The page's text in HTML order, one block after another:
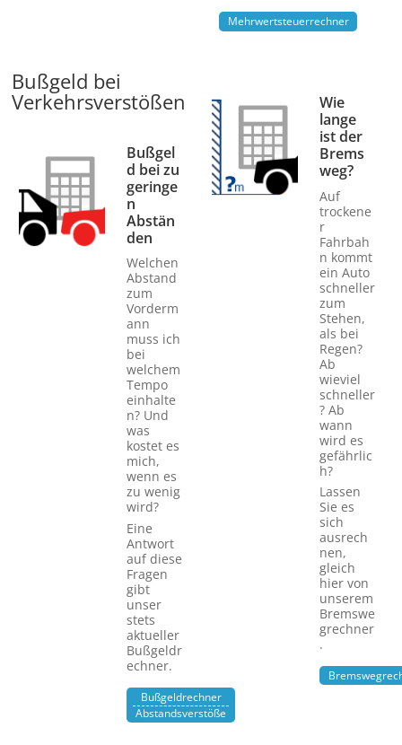
Mehrwertsteuerrechner
Bußgeld bei
Verkehrsverstößen
Bußgel
d bei zu
geringe
n
Abstän
den
Welchen
Abstand
zum
Vorderm
ann
muss ich
bei
welchem
Tempo
einhalte
n? Und
was
kostet es
mich,
wenn es
zu wenig
wird?
Eine
Antwort
auf diese
Fragen
gibt
unser
stets
aktueller
Bußgeldr
echner.
Bußgeldrechner
Abstandsverstöße
Wie
lange
ist der
Brems
weg?
Auf
trockene
r
Fahrbah
n kommt
ein Auto
schneller
zum
Stehen,
als bei
Regen?
Ab
wieviel
schneller
? Ab
wann
wird es
gefährlic
h?
Lassen
Sie es
sich
ausrech
nen,
gleich
hier von
unserem
Bremswe
grechner
.